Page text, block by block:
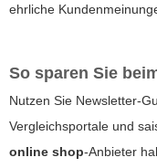
ehrliche
So sparen Sie
Nutzen Sie Newsletter-
Vergleichsportale und
online shop-Anbieter